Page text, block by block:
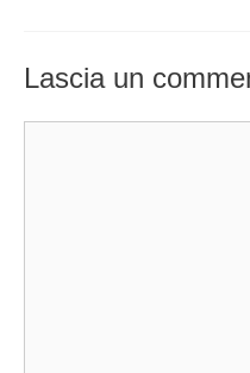
Lascia un